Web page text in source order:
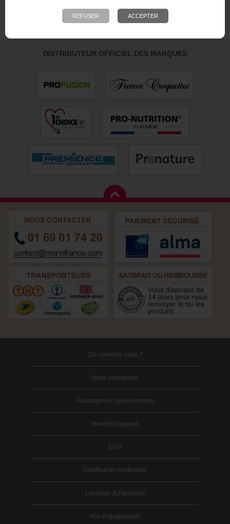
derniers mois. *
4.65/5
DISTRIBUTEUR OFFICIEL DES MARQUES
Qui sommes nous ?
Notre animalerie
Avantages et codes promos
Mentions légales
CGV
Certificat de conformité
Livraison & Paiement
Nos engagements